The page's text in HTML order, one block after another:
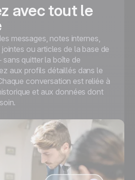
avec tout le
messages, notes internes,
ou articles de la base de
quitter la boîte de
aux profils détaillés dans le
conversation est reliée à
et aux données dont